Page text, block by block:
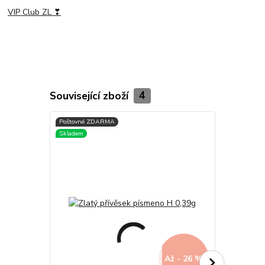
VIP Club ZL ❣
Související zboží 4
Až - 26 %